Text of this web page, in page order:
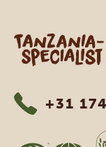
Tanzania Specialist
+31